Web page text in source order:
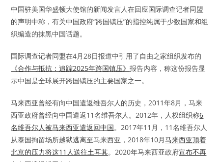
中国驻美国华盛顿大使馆的新闻发言人在回应国际调查记者同盟
的声明中称，有关中国政府“跨国镇压”的指控纯属于少数国家和组
织编造的抹黑中国话题。
国际调查记者同盟在4月28日报道中引用了自由之家组织发布的
《合作与抵抗：追踪2025年跨国镇压》报告内容，称这份报告显
示中国是全球展开跨国镇压的主要国家之一。
马来西亚曾经有向中国遣返维吾尔人的历史，2011年8月，马来
西亚政府曾经向中国遣返11名维吾尔人。2012年，人权组织称6
名维吾尔人被马来西亚遣返回中国。2017年11月，11名维吾尔人
从泰国拘留场所越狱逃离至马来西亚，2018年10月马来西亚顶着
北京的压力将这11人送往土耳其。2020年马来西亚政府宣布不再